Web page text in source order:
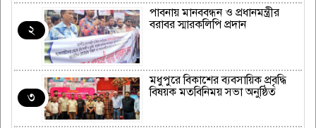
২
পাবনায় মানববন্ধন ও প্রধানমন্ত্রীর
বরাবর স্মারকলিপি প্রদান
৩
মধুপুরে বিকাশের ব্যবসায়িক প্রবৃদ্ধি
বিষয়ক মতবিনিময় সভা অনুষ্ঠিত